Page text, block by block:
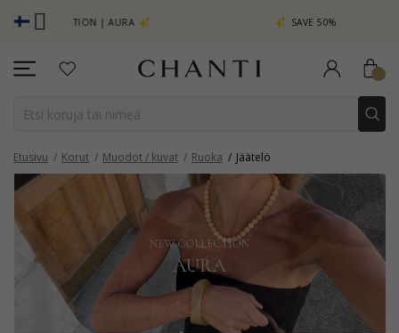
| AURA SAVE 50% ON ELINÉ
Etusivu Korut Muodot / kuvat Ruoka Jäätelö